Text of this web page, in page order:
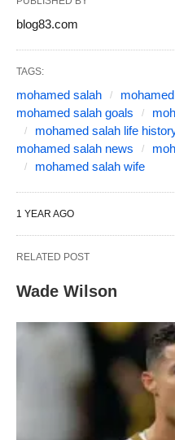
blog83.com
TAGS:
mohamed salah
mohamed salah goals
mohamed salah life
mohamed salah news
mohamed salah wife
1 YEAR AGO
RELATED POST
Wade Wilson